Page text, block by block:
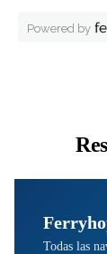
Todas las